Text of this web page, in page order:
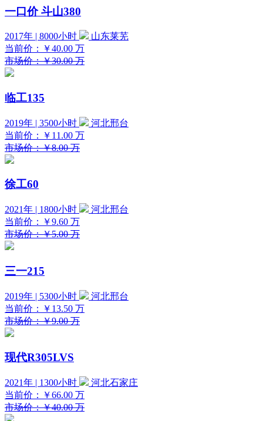
一口价 斗山380
2017年 | 8000小时
山东莱芜
当前价：
￥40.00 万
市场价：￥30.00 万
临工135
2019年 | 3500小时
河北邢台
当前价：
￥11.00 万
市场价：￥8.00 万
徐工60
2021年 | 1800小时
河北邢台
当前价：
￥9.60 万
市场价：￥5.00 万
三一215
2019年 | 5300小时
河北邢台
当前价：
￥13.50 万
市场价：￥9.00 万
现代R305LVS
2021年 | 1300小时
河北石家庄
当前价：
￥66.00 万
市场价：￥40.00 万